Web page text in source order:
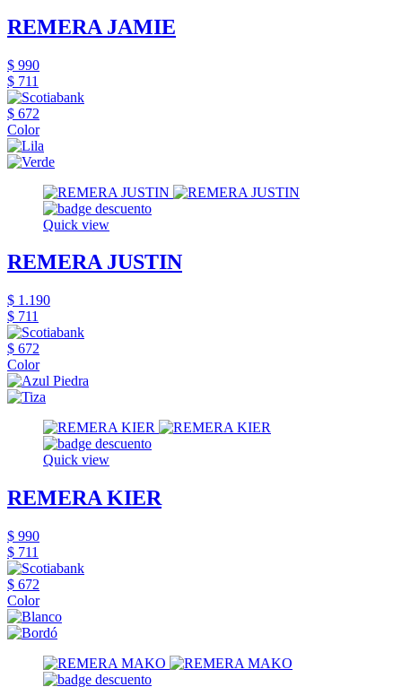
REMERA JAMIE
$ 990
$ 711
$ 672
Color
Quick view
REMERA JUSTIN
$ 1.190
$ 711
$ 672
Color
Quick view
REMERA KIER
$ 990
$ 711
$ 672
Color